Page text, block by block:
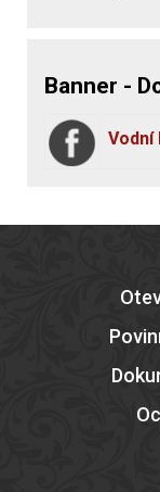
Banner -
Vodní